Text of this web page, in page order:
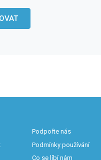
Podpořte nás
Podmínky používání
Co se líbí nám